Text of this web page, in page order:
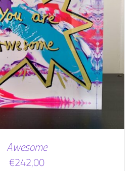
Awesome
€242,00